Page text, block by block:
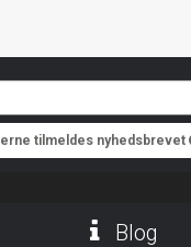
tilmeldes nyhedsbrevet
Blog